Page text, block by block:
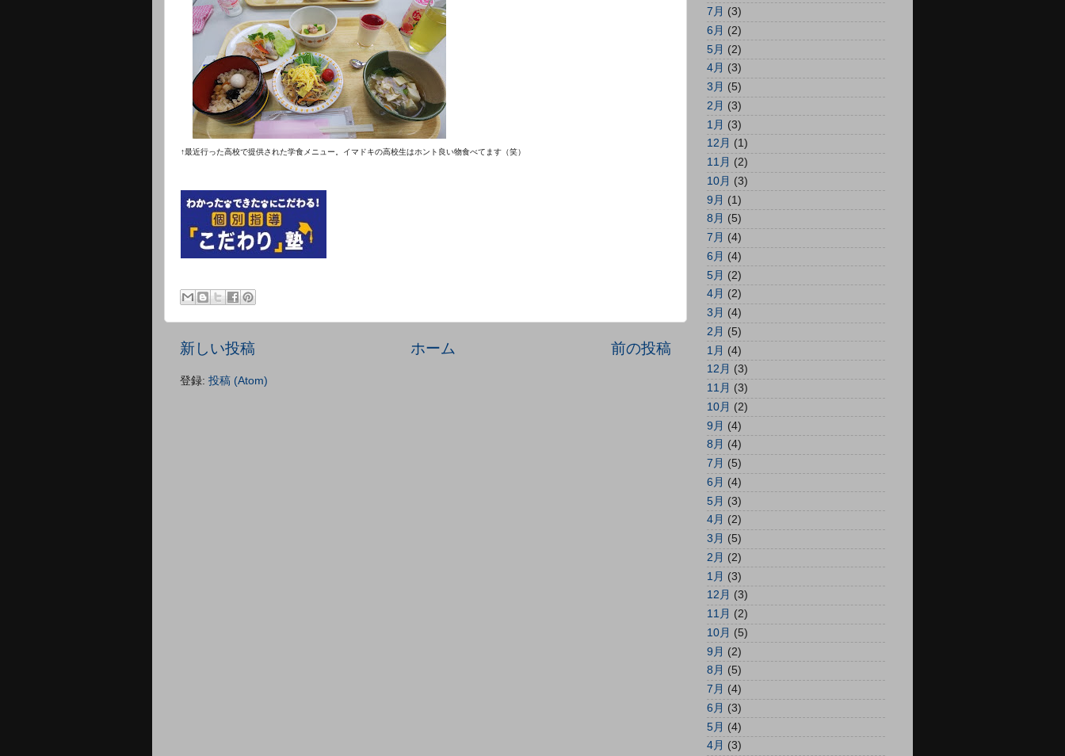
↑最近行った高校で提供された学食メニュー。イマドキの高校生はホント良い物食べてます（笑）
新しい投稿 前の投稿
ホーム
登録: 投稿 (Atom)
7月 (3)
6月 (2)
5月 (2)
4月 (3)
3月 (5)
2月 (3)
1月 (3)
12月 (1)
11月 (2)
10月 (3)
9月 (1)
8月 (5)
7月 (4)
6月 (4)
5月 (2)
4月 (2)
3月 (4)
2月 (5)
1月 (4)
12月 (3)
11月 (3)
10月 (2)
9月 (4)
8月 (4)
7月 (5)
6月 (4)
5月 (3)
4月 (2)
3月 (5)
2月 (2)
1月 (3)
12月 (3)
11月 (2)
10月 (5)
9月 (2)
8月 (5)
7月 (4)
6月 (3)
5月 (4)
4月 (3)